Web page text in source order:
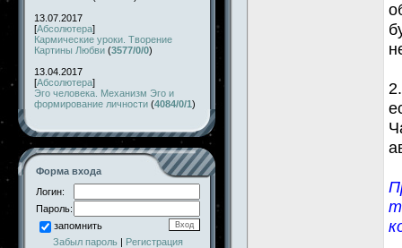
13.07.2017
[Абсолютера]
Кармические уроки. Творение
Картины Любви (3577/0/0)
13.04.2017
[Абсолютера]
Эго человека. Механизм Эго и
формирование личности (4084/0/1)
Форма входа
Логин:
Пароль:
запомнить
Забыл пароль | Регистрация